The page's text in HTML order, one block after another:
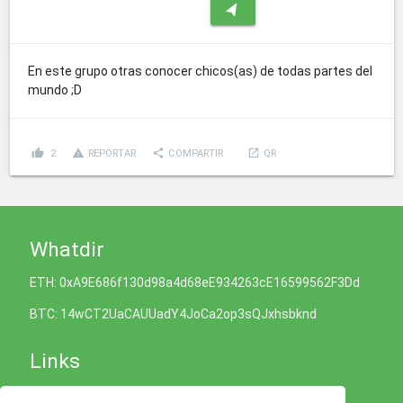
navigation
En este grupo otras conocer chicos(as) de todas partes del
mundo ;D
thumb_up 2 report_problem REPORTAR share COMPARTIR launch QR
Whatdir
ETH: 0xA9E686f130d98a4d68eE934263cE16599562F3Dd
BTC: 14wCT2UaCAUUadY4JoCa2op3sQJxhsbknd
Links